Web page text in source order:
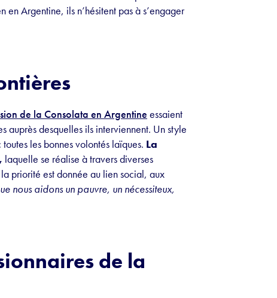
en Argentine, ils n’hésitent pas à s’engager
de la Consolata en Argentine essaient
auprès desquelles ils interviennent. Un style
les bonnes volontés laïques. La
laquelle se réalise à travers diverses
priorité est donnée au lien social, aux
nous aidons un pauvre, un nécessiteux,
de la